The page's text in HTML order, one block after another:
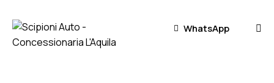
WhatsApp